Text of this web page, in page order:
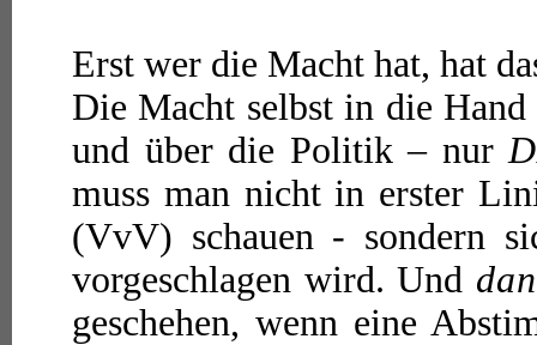
Erst wer die Macht hat, hat
Die Macht selbst in die
und über die Politik – nur
muss man nicht in erster
(VvV) schauen - sondern
vorgeschlagen wird. Und
geschehen, wenn eine